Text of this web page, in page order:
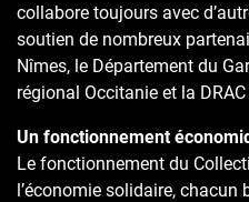
collabore toujours avec
soutien de nombreux
Nîmes, le Département du
régional Occitanie et la
Un fonctionnement
Le fonctionnement du
l’économie solidaire, chacun